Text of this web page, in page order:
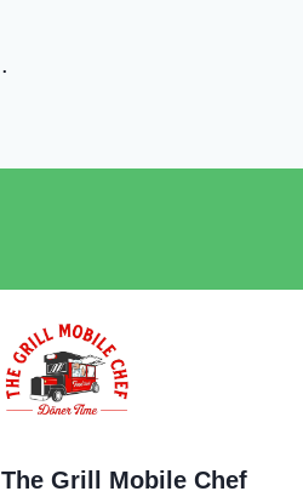
.
The Grill Mobile Chef